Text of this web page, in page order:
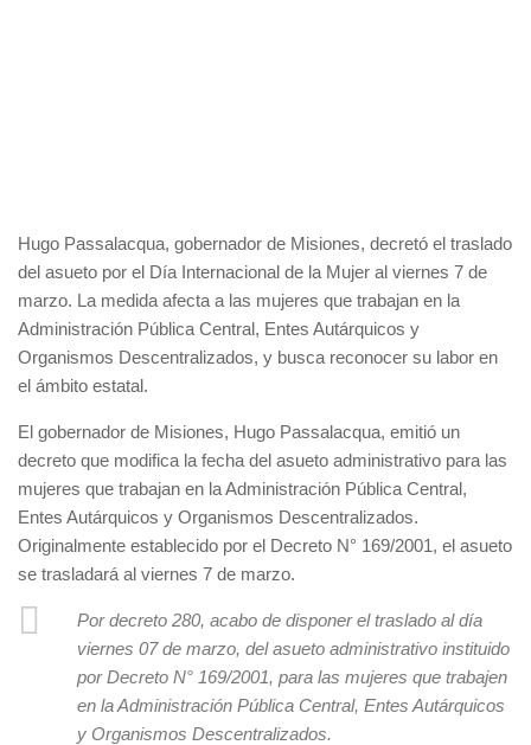
Hugo Passalacqua, gobernador de Misiones, decretó el traslado
del asueto por el Día Internacional de la Mujer al viernes 7 de
marzo. La medida afecta a las mujeres que trabajan en la
Administración Pública Central, Entes Autárquicos y
Organismos Descentralizados, y busca reconocer su labor en
el ámbito estatal.
El gobernador de Misiones, Hugo Passalacqua, emitió un
decreto que modifica la fecha del asueto administrativo para las
mujeres que trabajan en la Administración Pública Central,
Entes Autárquicos y Organismos Descentralizados.
Originalmente establecido por el Decreto N° 169/2001, el asueto
se trasladará al viernes 7 de marzo.
Por decreto 280, acabo de disponer el traslado al día
viernes 07 de marzo, del asueto administrativo instituido
por Decreto N° 169/2001, para las mujeres que trabajen
en la Administración Pública Central, Entes Autárquicos
y Organismos Descentralizados.